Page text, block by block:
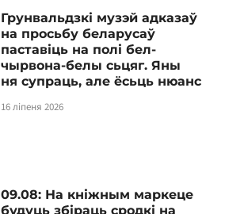
Грунвальдзкі музэй адказаў
на просьбу беларусаў
паставіць на полі бел-
чырвона-белы сьцяг. Яны
ня супраць, але ёсьць нюанс
16 ліпеня 2026
09.08: На кніжным маркеце
будуць збіраць сродкі на